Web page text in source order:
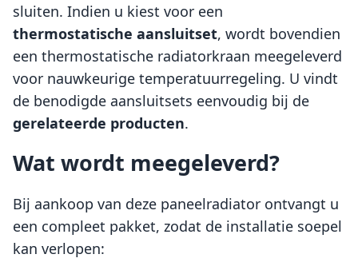
sluiten. Indien u kiest voor een
thermostatische aansluitset, wordt bovendien
een thermostatische radiatorkraan meegeleverd
voor nauwkeurige temperatuurregeling. U vindt
de benodigde aansluitsets eenvoudig bij de
gerelateerde producten.
Wat wordt meegeleverd?
Bij aankoop van deze paneelradiator ontvangt u
een compleet pakket, zodat de installatie soepel
kan verlopen: